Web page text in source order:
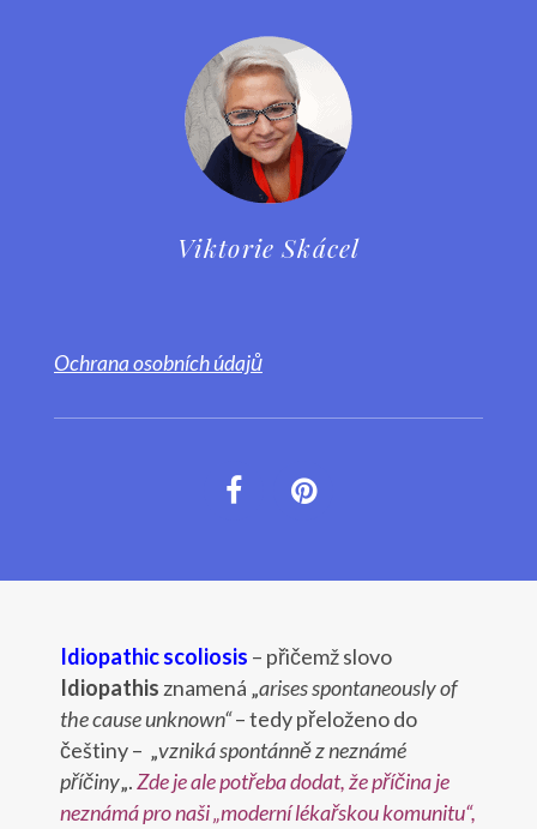
Viktorie Skácel
Ochrana osobních údajů
Idiopathic scoliosis – přičemž slovo
Idiopathis znamená „arises spontaneously of
the cause unknown“– tedy přeloženo do
češtiny – „vzniká spontánně z neznámé
příčiny„.Zde je ale potřeba dodat, že příčina je
neznámá pro naši „moderní lékařskou komunitu“,